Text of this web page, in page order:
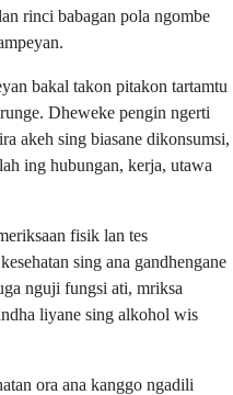
rinci babagan pola ngombe
bakal takon pitakon tartamtu
Dheweke pengin ngerti
akeh sing biasane dikonsumsi,
ing hubungan, kerja, utawa
fisik lan tes
sing ana gandhengane
nguji fungsi ati, mriksa
liyane sing alkohol wis
ora ana kanggo ngadili